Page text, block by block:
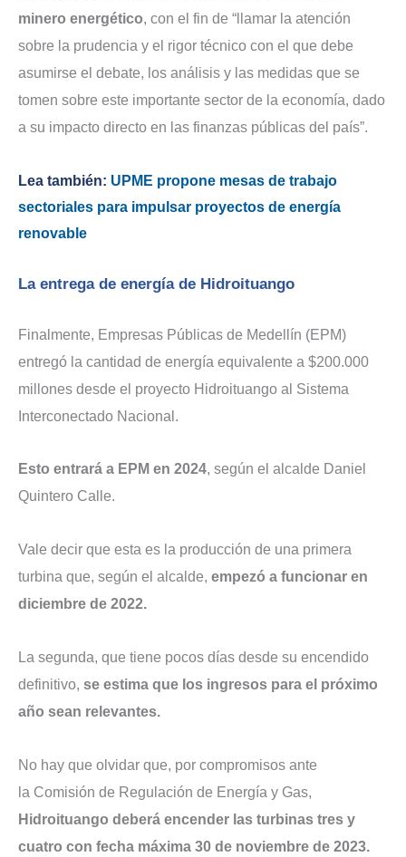
minero energético, con el fin de “llamar la atención
sobre la prudencia y el rigor técnico con el que debe
asumirse el debate, los análisis y las medidas que se
tomen sobre este importante sector de la economía, dado
a su impacto directo en las finanzas públicas del país”.
Lea también: UPME propone mesas de trabajo
sectoriales para impulsar proyectos de energía
renovable
La entrega de energía de Hidroituango
Finalmente, Empresas Públicas de Medellín (EPM)
entregó la cantidad de energía equivalente a $200.000
millones desde el proyecto Hidroituango al Sistema
Interconectado Nacional.
Esto entrará a EPM en 2024, según el alcalde Daniel
Quintero Calle.
Vale decir que esta es la producción de una primera
turbina que, según el alcalde, empezó a funcionar en
diciembre de 2022.
La segunda, que tiene pocos días desde su encendido
definitivo, se estima que los ingresos para el próximo
año sean relevantes.
No hay que olvidar que, por compromisos ante
la Comisión de Regulación de Energía y Gas,
Hidroituango deberá encender las turbinas tres y
cuatro con fecha máxima 30 de noviembre de 2023.